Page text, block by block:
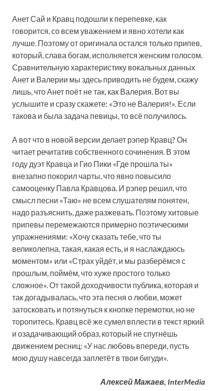
Анет Сай и Кравц подошли к перепевке, как
говорится, со всем уважением и явно хотели как
лучше. Поэтому от оригинала остался только припев,
который, слава богам, исполняется женским голосом.
Сравнительную характеристику вокальных данных
Анет и Валерии мы здесь приводить не будем, скажу
лишь, что Анет поёт не так, как Валерия. Вот вы
услышите и сразу скажете: «Это не Валерия!». Если
такова и была задача певицы, то всё получилось.
А вот что в новой версии делает рэпер Кравц? Он
читает речитатив собственного сочинения. В этом
году дуэт Кравца и Гио Пики «Где прошла ты»
внезапно покорил чарты, что явно повысило
самооценку Павла Кравцова. И рэпер решил, что
смысл песни «Таю» не всем слушателям понятен,
надо разъяснить, даже разжевать. Поэтому хитовые
припевы перемежаются примерно поэтическими
упражнениями: «Хочу сказать тебе, что ты
великолепна, такая, какая есть, и я наслаждаюсь
моментом» или «Страх уйдёт, и мы разберёмся с
прошлым, поймём, что хуже простого только
сложное». От такой доходчивости публика, которая и
так догадывалась, что эта песня о любви, может
затосковать и потянуться к кнопке перемотки, но не
торопитесь. Кравц всё же сумел вплести в текст яркий
и озадачивающий образ, который не спугнёшь
движением ресниц: «У нас любовь впереди, пусть
мою душу навсегда заплетёт в твои бигуди».
Алексей Мажаев, InterMedia